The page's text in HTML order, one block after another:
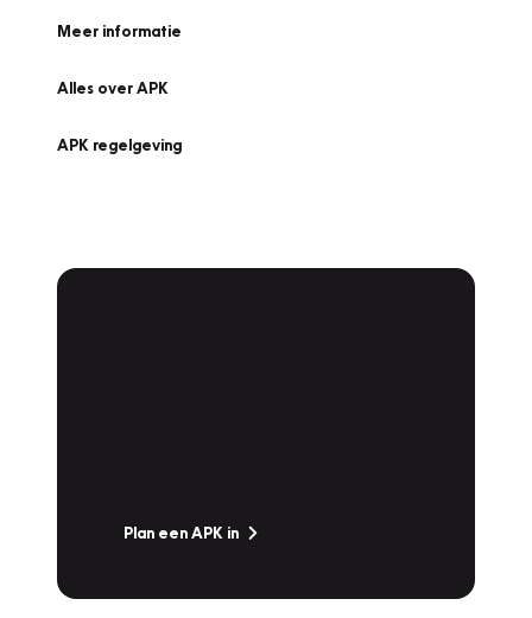
Meer informatie
Alles over APK
APK regelgeving
Plan een APK in